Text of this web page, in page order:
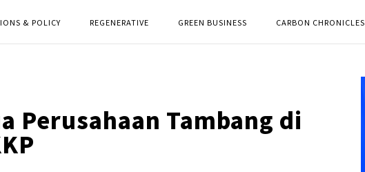
& POLICY REGENERATIVE GREEN BUSINESS CARBON CHRONICLES
Perusahaan Tambang di